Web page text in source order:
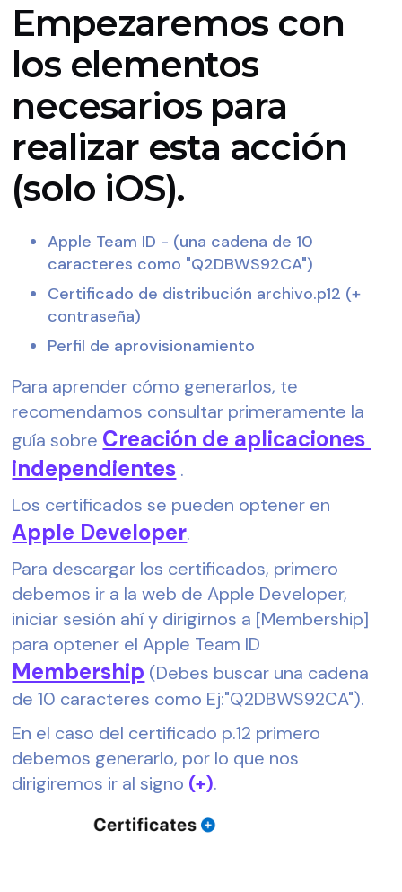
Empezaremos con
los elementos
necesarios para
realizar esta acción
(solo iOS).
Apple Team ID - (una cadena de 10
caracteres como "Q2DBWS92CA")
Certificado de distribución archivo.p12 (+
contraseña)
Perfil de aprovisionamiento
Para aprender cómo generarlos, te
recomendamos consultar primeramente la
guía sobre Creación de aplicaciones
independientes .
Los certificados se pueden optener en
Apple Developer.
Para descargar los certificados, primero
debemos ir a la web de Apple Developer,
iniciar sesión ahí y dirigirnos a [Membership]
para optener el Apple Team ID
Membership (Debes buscar una cadena
de 10 caracteres como Ej:"Q2DBWS92CA").
En el caso del certificado p.12 primero
debemos generarlo, por lo que nos
dirigiremos ir al signo (+).